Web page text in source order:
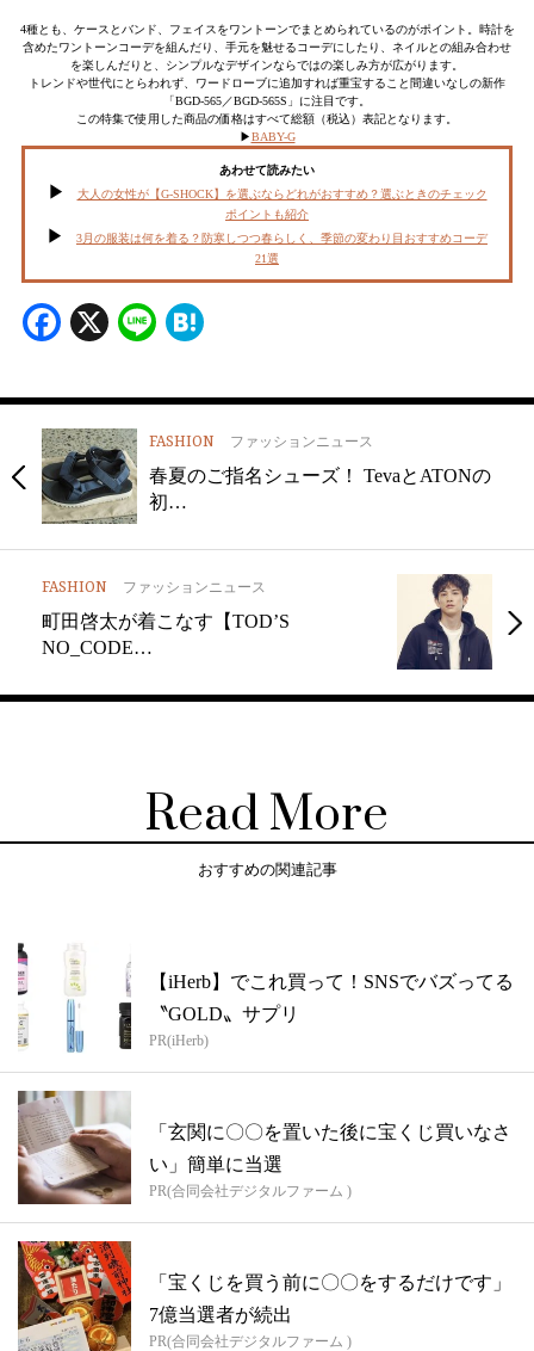
4種とも、ケースとバンド、フェイスをワントーンでまとめられているのがポイント。時計を
含めたワントーンコーデを組んだり、手元を魅せるコーデにしたり、ネイルとの組み合わせ
を楽しんだりと、シンプルなデザインならではの楽しみ方が広がります。
トレンドや世代にとらわれず、ワードローブに追加すれば重宝すること間違いなしの新作
「BGD-565／BGD-565S」に注目です。
この特集で使用した商品の価格はすべて総額（税込）表記となります。
▶︎BABY-G
あわせて読みたい
大人の女性が【G-SHOCK】を選ぶならどれがおすすめ？選ぶときのチェック
ポイントも紹介
3月の服装は何を着る？防寒しつつ春らしく、季節の変わり目おすすめコーデ
21選
Facebook
X Line
FASHION ファッションニュース
春夏のご指名シューズ！ TevaとATONの
初…
FASHION ファッションニュース
町田啓太が着こなす【TOD’S
NO_CODE…
Read More
おすすめの関連記事
【iHerb】でこれ買って！SNSでバズってる
〝GOLD〟サプリ
PR(iHerb)
「玄関に〇〇を置いた後に宝くじ買いなさ
い」簡単に当選
PR(合同会社デジタルファーム )
「宝くじを買う前に〇〇をするだけです」
7億当選者が続出
PR(合同会社デジタルファーム )